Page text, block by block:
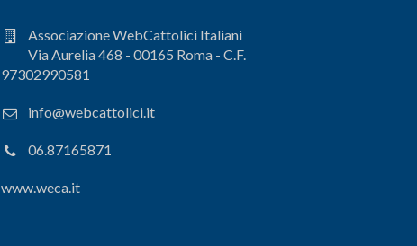
Associazione WebCattolici Italiani
Via Aurelia 468 - 00165 Roma - C.F.
97302990581
info@webcattolici.it
06.87165871
www.weca.it